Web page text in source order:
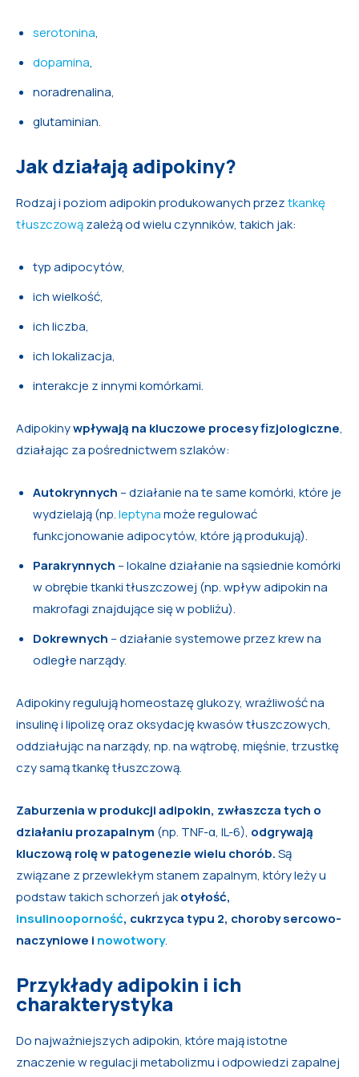
serotonina,
dopamina,
noradrenalina,
glutaminian.
Jak działają adipokiny?
Rodzaj i poziom adipokin produkowanych przeztkankę
tłuszczowązależą od wielu czynników, takich jak:
typ adipocytów,
ich wielkość,
ich liczba,
ich lokalizacja,
interakcje z innymi komórkami.
Adipokinywpływają na kluczowe procesy fizjologiczne,
działając za pośrednictwem szlaków:
Autokrynnych – działanie na te same komórki, które je
wydzielają (np.leptynamoże regulować
funkcjonowanie adipocytów, które ją produkują).
Parakrynnych – lokalne działanie na sąsiednie komórki
w obrębie tkanki tłuszczowej (np. wpływ adipokin na
makrofagi znajdujące się w pobliżu).
Dokrewnych – działanie systemowe przez krew na
odległe narządy.
Adipokiny regulują homeostazę glukozy, wrażliwość na
insulinę i lipolizę oraz oksydację kwasów tłuszczowych,
oddziałując na narządy, np. na wątrobę, mięśnie, trzustkę
czy samą tkankę tłuszczową.
Zaburzenia w produkcji adipokin, zwłaszcza tych o
działaniu prozapalnym (np. TNF-α, IL-6), odgrywają
kluczową rolę w patogenezie wielu chorób.Są
związane z przewlekłym stanem zapalnym, który leży u
podstaw takich schorzeń jakotyłość,
insulinooporność, cukrzyca typu 2, choroby sercowo-
naczyniowe i nowotwory.
Przykłady adipokin i ich
charakterystyka
Do najważniejszych adipokin, które mają istotne
znaczenie w regulacji metabolizmu i odpowiedzi zapalnej